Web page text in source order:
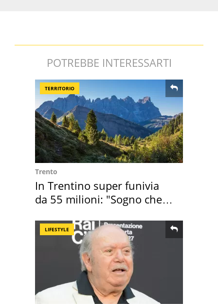
POTREBBE INTERESSARTI
TERRITORIO
Trento
In Trentino super funivia
da 55 milioni: "Sogno che si
LIFESTYLE